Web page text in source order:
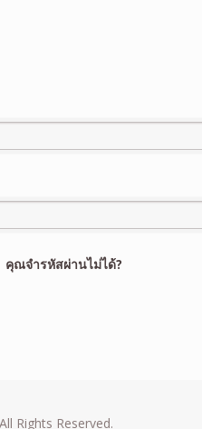
คุณจำรหัสผ่านไม่ได้?
Rights Reserved.